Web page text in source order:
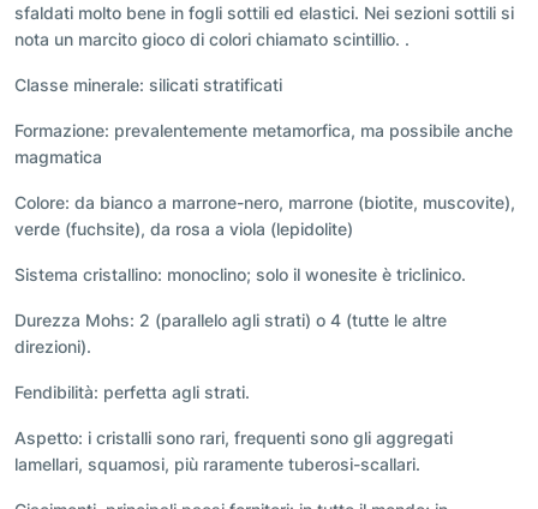
sfaldati molto bene in fogli sottili ed elastici. Nei sezioni sottili si
nota un marcito gioco di colori chiamato scintillio. .
Classe minerale: silicati stratificati
Formazione: prevalentemente metamorfica, ma possibile anche
magmatica
Colore: da bianco a marrone-nero, marrone (biotite, muscovite),
verde (fuchsite), da rosa a viola (lepidolite)
Sistema cristallino: monoclino; solo il wonesite è triclinico.
Durezza Mohs: 2 (parallelo agli strati) o 4 (tutte le altre
direzioni).
Fendibilità: perfetta agli strati.
Aspetto: i cristalli sono rari, frequenti sono gli aggregati
lamellari, squamosi, più raramente tuberosi-scallari.